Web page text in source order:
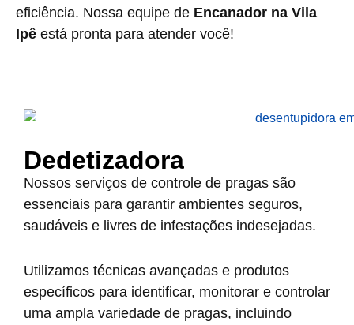
eficiência. Nossa equipe de Encanador na Vila
Ipê está pronta para atender você!
Dedetizadora
Nossos serviços de controle de pragas são
essenciais para garantir ambientes seguros,
saudáveis e livres de infestações indesejadas.
Utilizamos técnicas avançadas e produtos
específicos para identificar, monitorar e controlar
uma ampla variedade de pragas, incluindo